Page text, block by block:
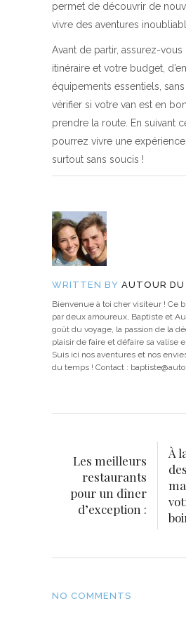
permet de découvrir de
vivre des aventures
Avant de partir, assurez-
itinéraire et votre budget,
équipements essentiels,
vérifier si votre van est en
prendre la route. En suivant
pourrez vivre une
surtout sans soucis !
WRITTEN BY AUTOUR DU
Bienvenue à toi cher visiteur ! Ce
par deux amoureux, Baptiste et
goût du voyage, la passion de la
plaisir de faire et défaire sa valise
Suis ici nos aventures et nos
du temps ! Contact :
Les meilleurs
restaurants
pour un dîner
d’exception :
À
NO COMMENTS